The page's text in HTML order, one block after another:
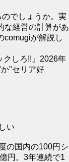
でしょうか。実
な経営の計算があ
comugiが解説し
クしろ!!』2026年
"セリア好
い
の国内の100円シ
円。3年連続で1